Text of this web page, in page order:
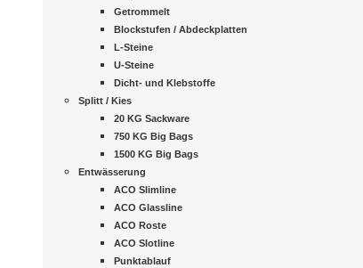
Getrommelt
Blockstufen / Abdeckplatten
L-Steine
U-Steine
Dicht- und Klebstoffe
Splitt / Kies
20 KG Sackware
750 KG Big Bags
1500 KG Big Bags
Entwässerung
ACO Slimline
ACO Glassline
ACO Roste
ACO Slotline
Punktablauf